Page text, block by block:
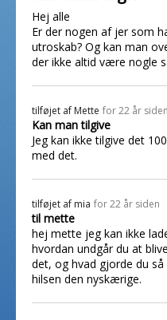
Hej alle
Er der nogen af jer som
utroskab? Og kan man
der ikke altid være nogle
tilføjet af Mette for 22 år siden
Kan man tilgive
Jeg kan ikke tilgive det
med det.
tilføjet af mia for 22 år siden
til mette
hej mette jeg kan ikke
hvordan undgår du at
det, og hvad gjorde du
hilsen den nyskærige.